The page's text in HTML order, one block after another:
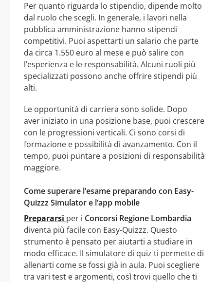
Per quanto riguarda lo stipendio, dipende molto
dal ruolo che scegli. In generale, i lavori nella
pubblica amministrazione hanno stipendi
competitivi. Puoi aspettarti un salario che parte
da circa 1.550 euro al mese e può salire con
l’esperienza e le responsabilità. Alcuni ruoli più
specializzati possono anche offrire stipendi più
alti.
Le opportunità di carriera sono solide. Dopo
aver iniziato in una posizione base, puoi crescere
con le progressioni verticali. Ci sono corsi di
formazione e possibilità di avanzamento. Con il
tempo, puoi puntare a posizioni di responsabilità
maggiore.
Come superare l’esame preparando con Easy-
Quizzz Simulator e l’app mobile
Prepararsi per i Concorsi Regione Lombardia
diventa più facile con Easy-Quizzz. Questo
strumento è pensato per aiutarti a studiare in
modo efficace. Il simulatore di quiz ti permette di
allenarti come se fossi già in aula. Puoi scegliere
tra vari test e argomenti, così trovi quello che ti